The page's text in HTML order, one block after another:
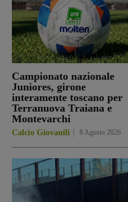
Campionato nazionale
Juniores, girone
interamente toscano per
Terranuova Traiana e
Montevarchi
Calcio Giovanili 8 Agosto 2026